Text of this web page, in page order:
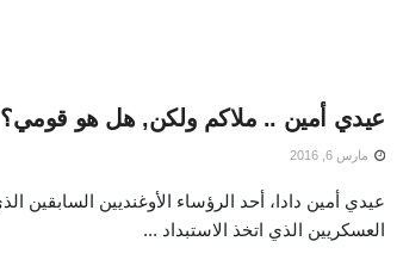
عيدي أمين .. ملاكم ولكن, هل هو قومي؟
مارس 6, 2016
العسكريين الذي اتخذ الاستبداد ...